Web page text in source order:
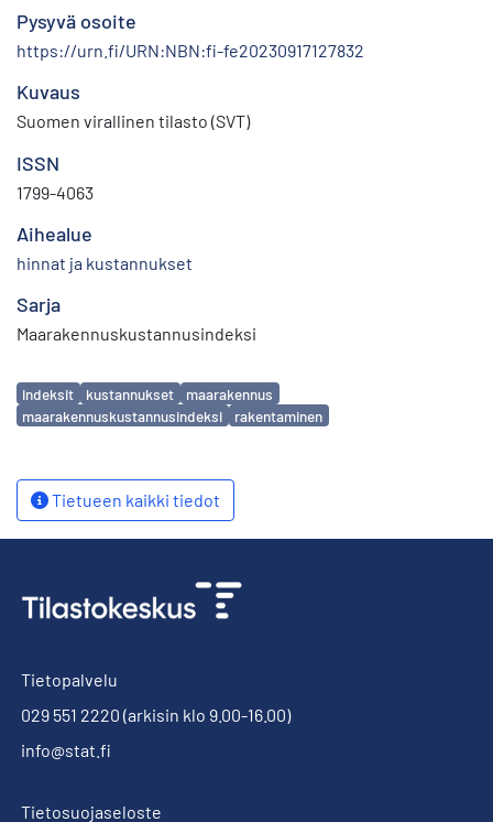
Pysyvä osoite
https://urn.fi/URN:NBN:fi-fe20230917127832
Kuvaus
Suomen virallinen tilasto (SVT)
ISSN
1799-4063
Aihealue
hinnat ja kustannukset
Sarja
Maarakennuskustannusindeksi
Avainsanat
indeksit kustannukset
maarakennus
maarakennuskustannusindeksi
rakentaminen
Tietueen kaikki tiedot
Tietopalvelu
029 551 2220 (arkisin klo 9.00-16.00)
info@stat.fi
Tietosuojaseloste